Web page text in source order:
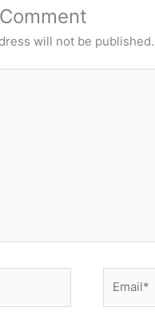
will not be published.